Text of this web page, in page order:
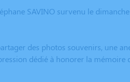
SAVINO survenu le
des photos souvenirs, une
dédié à honorer la mémoire